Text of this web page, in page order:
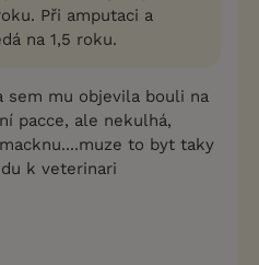
Při amputaci a
na 1,5 roku.
sem mu objevila bouli na
pacce, ale nekulhá,
to byt taky
k veterinari